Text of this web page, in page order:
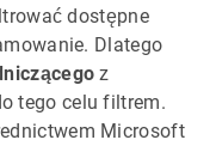
dostępne
Dlatego
z
tego celu filtrem.
Microsoft